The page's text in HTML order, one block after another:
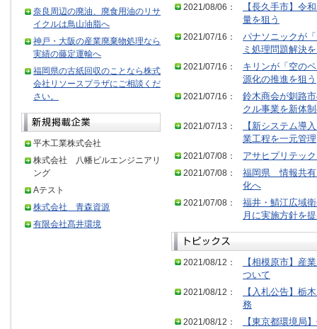
奈良周辺の廃油、廃食用油のリサ
イクルは鳥山油脂へ
神戸・大阪の産業廃棄物処理なら
実績の藤定運輸へ
福岡県の古紙回収のことなら株式
会社リソースプラザにご相談くだ
さい。
平木工業株式会社
株式会社 八幡ビルエンジニアリ
ング
Aテスト
株式会社 青森資源
有限会社髙井環境
2021/08/06：
【長久手市】令
量を狙う
2021/07/16：
パナソニックが
ミ処理問題解決
2021/07/16：
キリンが「空の
源化の推進を狙う
2021/07/16：
鈴木商会が釧路
クル事業を新体
2021/07/13：
【新システム導
業工程を一元管理
2021/07/08：
アサヒプリテッ
2021/07/08：
福岡県 情報共有
化へ
2021/07/08：
福井・鯖江広域
月に実施方針を
2021/08/12：
【相模原市】産
ついて
2021/08/12：
【入札公告】栃
務
2021/08/12：
【東京都環境局